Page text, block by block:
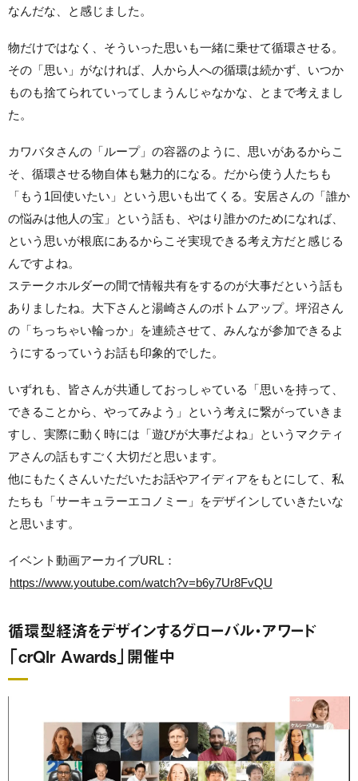
なんだな、と感じました。
物だけではなく、そういった思いも一緒に乗せて循環させる。
その「思い」がなければ、人から人への循環は続かず、いつか
ものも捨てられていってしまうんじゃなかな、とまで考えまし
た。
カワバタさんの「ループ」の容器のように、思いがあるからこ
そ、循環させる物自体も魅力的になる。だから使う人たちも
「もう1回使いたい」という思いも出てくる。安居さんの「誰か
の悩みは他人の宝」という話も、やはり誰かのためになれば、
という思いが根底にあるからこそ実現できる考え方だと感じる
んですよね。
ステークホルダーの間で情報共有をするのが大事だという話も
ありましたね。大下さんと湯崎さんのボトムアップ。坪沼さん
の「ちっちゃい輪っか」を連続させて、みんなが参加できるよ
うにするっていうお話も印象的でした。
いずれも、皆さんが共通しておっしゃている「思いを持って、
できることから、やってみよう」という考えに繋がっていきま
すし、実際に動く時には「遊びが大事だよね」というマクティ
アさんの話もすごく大切だと思います。
他にもたくさんいただいたお話やアイディアをもとにして、私
たちも「サーキュラーエコノミー」をデザインしていきたいな
と思います。
イベント動画アーカイブURL：
https://www.youtube.com/watch?v=b6y7Ur8FvQU
循環型経済をデザインするグローバル・アワード
「crQlr Awards」開催中